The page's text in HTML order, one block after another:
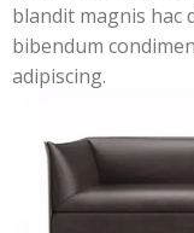
blandit magnis hac
bibendum
adipiscing.